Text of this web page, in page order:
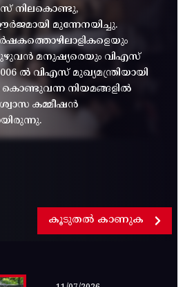
നിലകൊണ്ടു,
മുന്നേനയിച്ചു.
മനുഷ്യരെയും വിഎസ്
ൽ വിഎസ് മുഖ്യമന്ത്രിയായി
കൊണ്ടുവന്ന നിയമങ്ങളിൽ
കമ്മീഷൻ
കൂടുതൽ കാണുക